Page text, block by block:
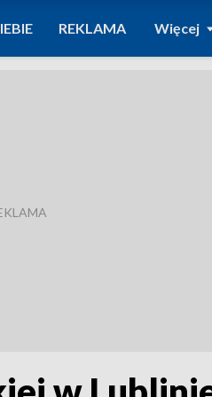
REKLAMA Więcej